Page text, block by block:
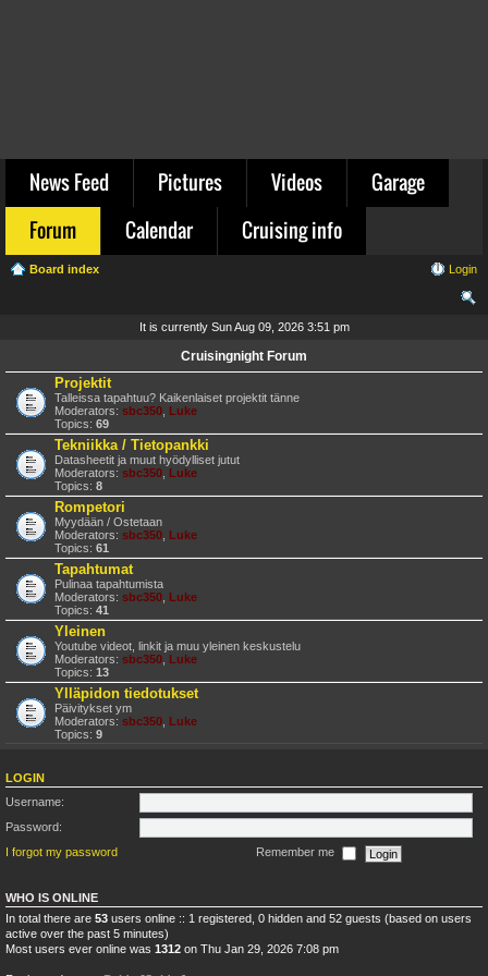
News Feed Pictures Videos
Garage
Forum
Calendar Cruising info
Board index Login
It is currently Sun Aug 09, 2026 3:51 pm
Cruisingnight Forum
Projektit
Talleissa tapahtuu? Kaikenlaiset projektit tänne
Moderators: sbc350 Luke
Topics: 69
Tekniikka / Tietopankki
Datasheetit ja muut hyödylliset jutut
Moderators: sbc350 Luke
Topics: 8
Rompetori
Myydään / Ostetaan
Moderators: sbc350 Luke
Topics: 61
Tapahtumat
Pulinaa tapahtumista
Moderators: sbc350 Luke
Topics: 41
Yleinen
Youtube videot, linkit ja muu yleinen keskustelu
Moderators: sbc350 Luke
Topics: 13
Ylläpidon tiedotukset
Päivitykset ym
Moderators: sbc350 Luke
Topics: 9
LOGIN
Username:
Password:
I forgot my password
Remember me
WHO IS ONLINE
In total there are 53 users online :: 1 registered, 0 hidden and 52 guests (based on users
active over the past 5 minutes)
Most users ever online was 1312 on Thu Jan 29, 2026 7:08 pm